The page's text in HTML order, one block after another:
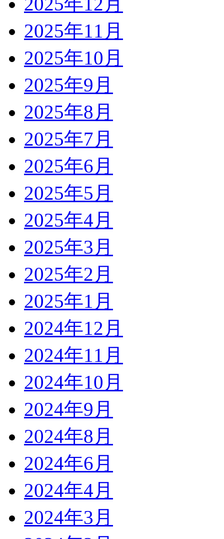
2025年11月
2025年10月
2025年9月
2025年8月
2025年7月
2025年6月
2025年5月
2025年4月
2025年3月
2025年2月
2025年1月
2024年12月
2024年11月
2024年10月
2024年9月
2024年8月
2024年6月
2024年4月
2024年3月